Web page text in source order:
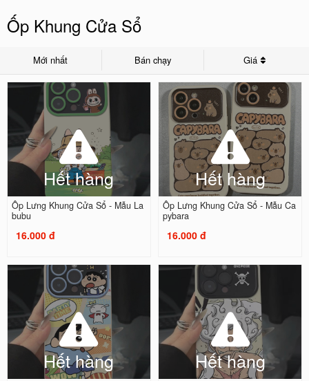
Ốp Khung Cửa Sổ
Mới nhất Bán chạy Giá
Hết hàng
Ốp Lưng Khung Cửa Sổ - Mẫu La
bubu
16.000 đ
Hết hàng
Ốp Lưng Khung Cửa Sổ - Mẫu Ca
pybara
16.000 đ
Hết hàng Hết hàng